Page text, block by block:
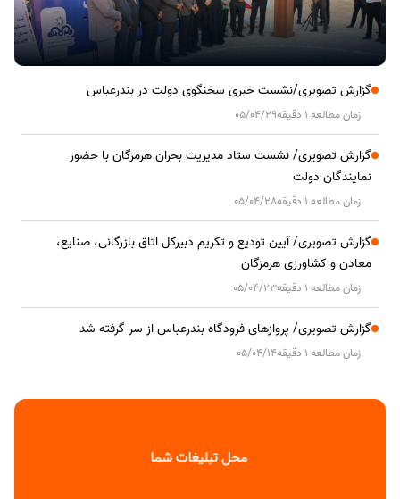
گزارش تصویری/نشست خبری سخنگوی دولت در بندرعباس
زمان مطالعه 1 دقیقه 05/04/29
گزارش تصویری/ نشست ستاد مدیریت بحران هرمزگان با حضور
نمایندگان دولت
زمان مطالعه 1 دقیقه 05/04/28
گزارش تصویری/ آیین تودیع و تکریم دبیرکل اتاق بازرگانی، صنایع،
معادن و کشاورزی هرمزگان
زمان مطالعه 1 دقیقه 05/04/23
گزارش تصویری/ پروازهای فرودگاه بندرعباس از سر گرفته شد
زمان مطالعه 1 دقیقه 05/04/14